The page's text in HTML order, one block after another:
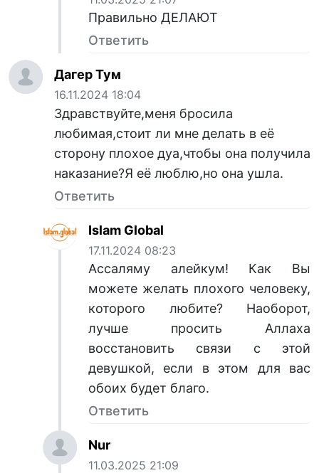
Правильно ДЕЛАЮТ
Ответить
Дагер Тум
16.11.2024 18:04
Здравствуйте,меня бросила
любимая,стоит ли мне делать в её
сторону плохое дуа,чтобы она получила
наказание?Я её люблю,но она ушла.
Ответить
Islam Global
17.11.2024 08:23
Ассаляму алейкум! Как Вы
можете желать плохого человеку,
которого любите? Наоборот,
лучше просить Аллаха
восстановить связи с этой
девушкой, если в этом для вас
обоих будет благо.
Ответить
Nur
11.03.2025 21:09